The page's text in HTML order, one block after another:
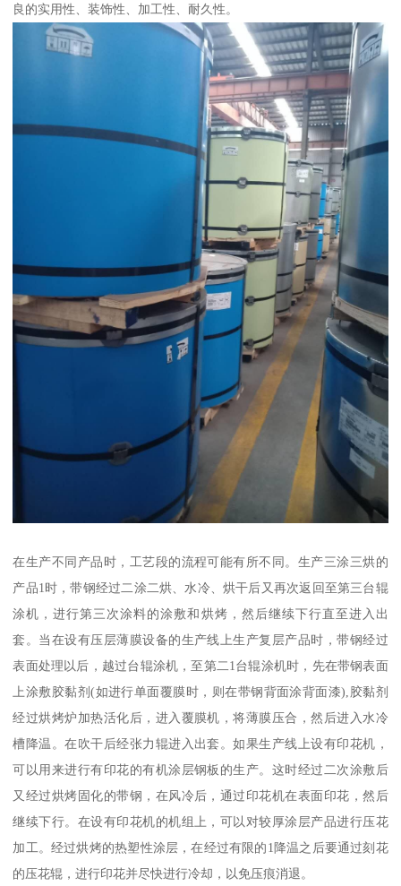
良的实用性、装饰性、加工性、耐久性。
在生产不同产品时，工艺段的流程可能有所不同。生产三涂三烘的
产品1时，带钢经过二涂二烘、水冷、烘干后又再次返回至第三台辊
涂机，进行第三次涂料的涂敷和烘烤，然后继续下行直至进入出
套。当在设有压层薄膜设备的生产线上生产复层产品时，带钢经过
表面处理以后，越过台辊涂机，至第二1台辊涂机时，先在带钢表面
上涂敷胶黏剂(如进行单面覆膜时，则在带钢背面涂背面漆),胶黏剂
经过烘烤炉加热活化后，进入覆膜机，将薄膜压合，然后进入水冷
槽降温。在吹干后经张力辊进入出套。如果生产线上设有印花机，
可以用来进行有印花的有机涂层钢板的生产。这时经过二次涂敷后
又经过烘烤固化的带钢，在风冷后，通过印花机在表面印花，然后
继续下行。在设有印花机的机组上，可以对较厚涂层产品进行压花
加工。经过烘烤的热塑性涂层，在经过有限的1降温之后要通过刻花
的压花辊，进行印花并尽快进行冷却，以免压痕消退。